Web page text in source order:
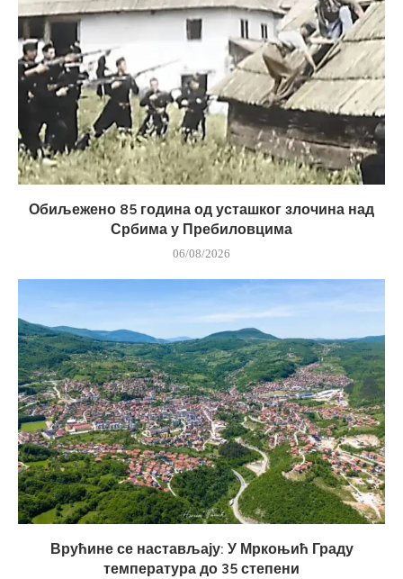
Обиљежено 85 година од усташког злочина над
Србима у Пребиловцима
06/08/2026
Врућине се настављају: У Мркоњић Граду
температура до 35 степени